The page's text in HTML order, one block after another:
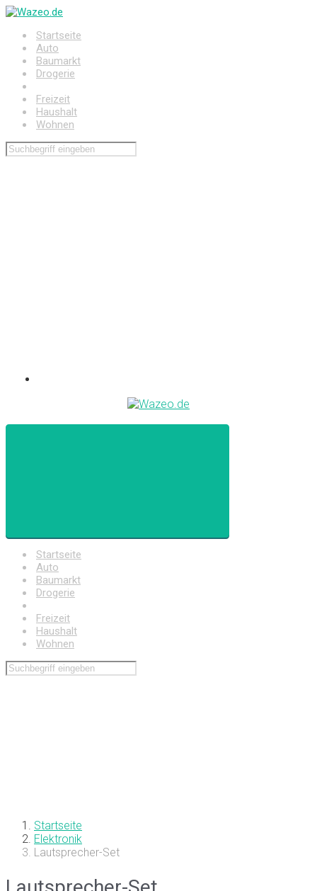
Zum
springenStartseite
Auto
Baumarkt
Drogerie
Freizeit
Haushalt
Wohnen
Startseite
Auto
Baumarkt
Drogerie
Freizeit
Haushalt
Wohnen
Startseite
Elektronik
Lautsprecher-Set